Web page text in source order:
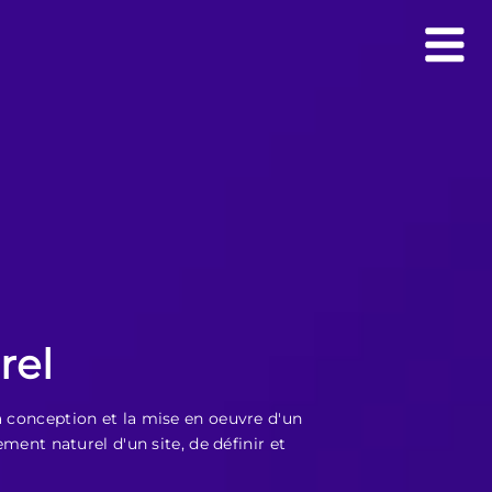
et la mise en oeuvre d'un
naturel d'un site, de définir et